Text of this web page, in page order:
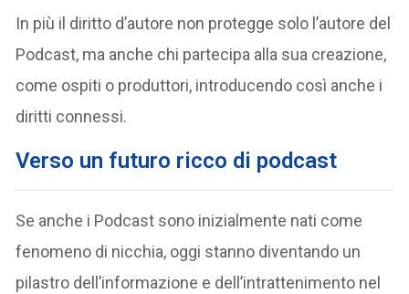
In più il diritto d’autore non protegge solo l’autore del
Podcast, ma anche chi partecipa alla sua creazione,
come ospiti o produttori, introducendo così anche i
diritti connessi.
Verso un futuro ricco di podcast
Se anche i Podcast sono inizialmente nati come
fenomeno di nicchia, oggi stanno diventando un
pilastro dell’informazione e dell’intrattenimento nel